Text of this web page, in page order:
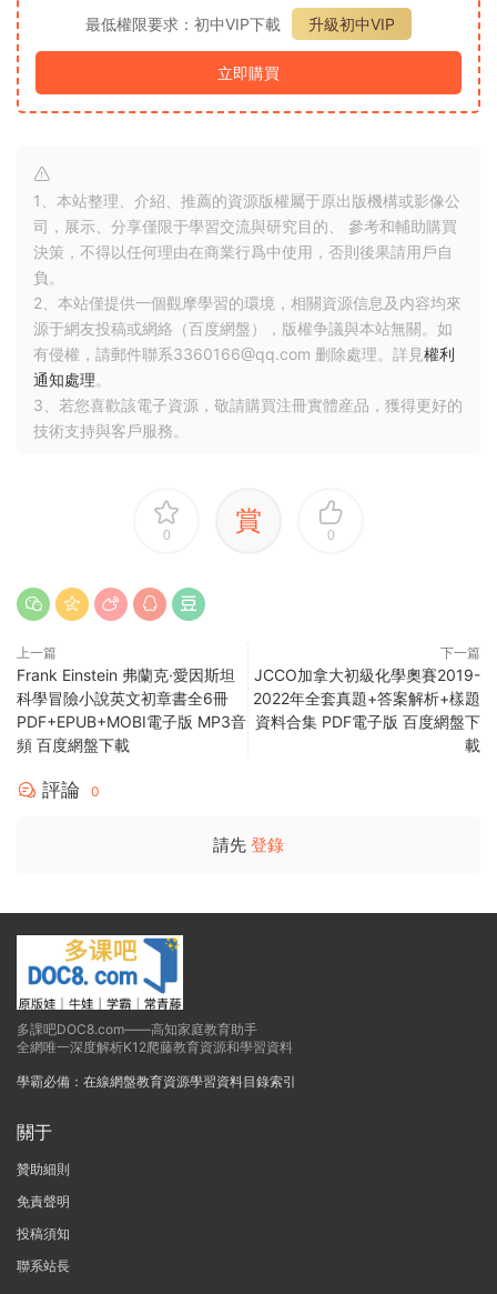
最低權限要求：初中VIP下載
升級初中VIP
立即購買
1、本站整理、介紹、推薦的資源版權屬于原出版機構或影像公
司，展示、分享僅限于學習交流與研究目的、 參考和輔助購買
決策，不得以任何理由在商業行爲中使用，否則後果請用戶自
負。
2、本站僅提供一個觀摩學習的環境，相關資源信息及内容均來
源于網友投稿或網絡（百度網盤），版權争議與本站無關。如
有侵權，請郵件聯系3360166@qq.com 删除處理。詳見權利
通知處理。
3、若您喜歡該電子資源，敬請購買注冊實體産品，獲得更好的
技術支持與客戶服務。
0 賞 0
上一篇
Frank Einstein 弗蘭克·愛因斯坦
科學冒險小說英文初章書全6冊
PDF+EPUB+MOBI電子版 MP3音
頻 百度網盤下載
下一篇
JCCO加拿大初級化學奧賽2019-
2022年全套真題+答案解析+樣題
資料合集 PDF電子版 百度網盤下
載
評論 0
請先 登錄
多課吧DOC8.com——高知家庭教育助手
全網唯一深度解析K12爬藤教育資源和學習資料
學霸必備：在線網盤教育資源學習資料目錄索引
關于
贊助細則
免責聲明
投稿須知
聯系站長